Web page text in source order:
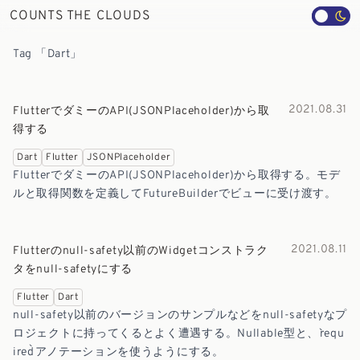
COUNTS THE CLOUDS
Tag 「Dart」
FlutterでダミーのAPI(JSONPlaceholder)から取
得する
2021.08.31
Dart Flutter JSONPlaceholder
FlutterでダミーのAPI(JSONPlaceholder)から取得する。モデ
ルと取得関数を定義してFutureBuilderでビューに受け渡す。
Flutterのnull-safety以前のWidgetコンストラク
タをnull-safetyにする
2021.08.11
Flutter Dart
null-safety以前のバージョンのサンプルなどをnull-safetyなプ
ロジェクトに持ってくるとよく遭遇する。Nullable型と、`requ
ired`アノテーションを使うようにする。